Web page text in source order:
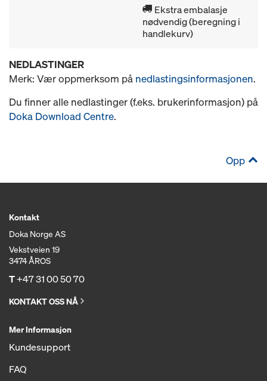
Ekstra embalasje
nødvendig (beregning i
handlekurv)
NEDLASTINGER
Merk: Vær oppmerksom på nedlastingsinformasjonen.
Du finner alle nedlastinger (f.eks. brukerinformasjon) på
Doka Download Centre.
Opp
Kontakt
Doka Norge AS
Vekstveien 19
3474 ÅROS
T+47 31 00 50 70
KONTAKT OSS NÅ
Mer Informasjon
Kundesupport
FAQ